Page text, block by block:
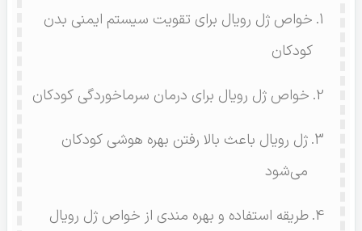
خواص ژل رویال برای تقویت سیستم ایمنی بدن
کودکان
خواص ژل رویال برای درمان سرماخوردگی کودکان
ژل رویال باعث بالا رفتن بهره هوشی کودکان
می‌شود
طریقه استفاده و بهره مندی از خواص ژل رویال